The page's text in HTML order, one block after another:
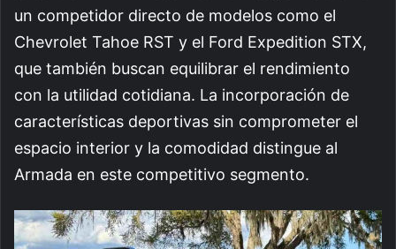
un competidor directo de modelos como el
Chevrolet Tahoe RST y el Ford Expedition STX,
que también buscan equilibrar el rendimiento
con la utilidad cotidiana. La incorporación de
características deportivas sin comprometer el
espacio interior y la comodidad distingue al
Armada en este competitivo segmento.